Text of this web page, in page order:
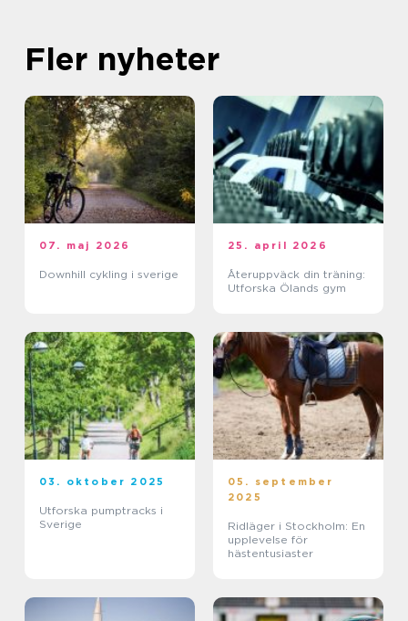
Fler nyheter
07. maj 2026
Downhill cykling i sverige
25. april 2026
Återuppväck din träning:
Utforska Ölands gym
03. oktober 2025
Utforska pumptracks i
Sverige
05. september
2025
Ridläger i Stockholm: En
upplevelse för
hästentusiaster